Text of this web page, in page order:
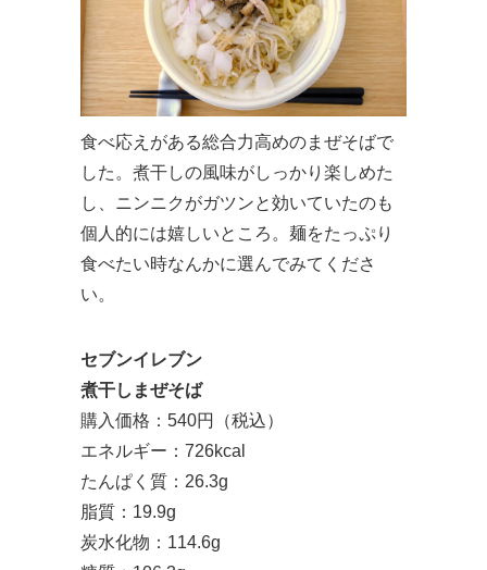
食べ応えがある総合力高めのまぜそばで
した。煮干しの風味がしっかり楽しめた
し、ニンニクがガツンと効いていたのも
個人的には嬉しいところ。麺をたっぷり
食べたい時なんかに選んでみてくださ
い。
セブンイレブン
煮干しまぜそば
購入価格：540円（税込）
エネルギー：726kcal
たんぱく質：26.3g
脂質：19.9g
炭水化物：114.6g